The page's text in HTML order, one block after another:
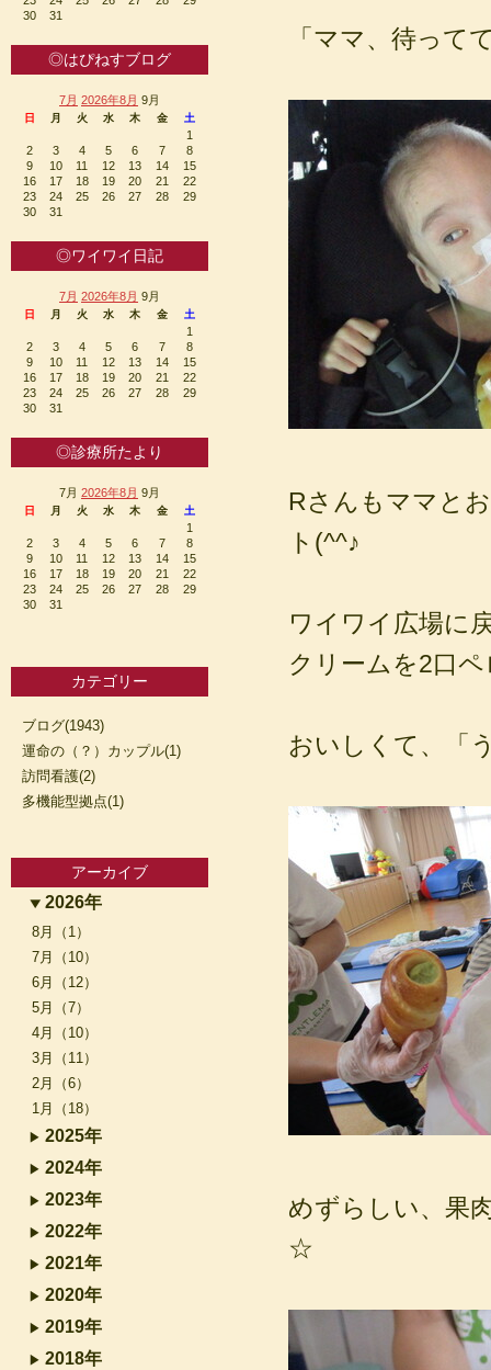
「ママ、待って
Rさんもママと
ト(^^♪
ワイワイ広場に
クリームを2口
おいしくて、「
めずらしい、果
☆
30
31
◎はぴねすブログ
7月 2026年8月 9月
日 月 火 水 木 金 土
1
2
3 4 5 6 7
8
9
10 11 12 13 14
15
16
17 18 19 20 21
22
23
24 25 26 27 28
29
30
31
◎ワイワイ日記
7月 2026年8月 9月
日 月 火 水 木 金 土
1
2
3 4 5 6 7
8
9
10 11 12 13 14
15
16
17 18 19 20 21
22
23
24 25 26 27 28
29
30
31
◎診療所たより
7月 2026年8月 9月
日 月 火 水 木 金 土
1
2
3 4 5 6 7
8
9
10 11 12 13 14
15
16
17 18 19 20 21
22
23
24 25 26 27 28
29
30
31
カテゴリー
ブログ(1943)
運命の（？）カップル(1)
訪問看護(2)
多機能型拠点(1)
アーカイブ
2026年
8月（1）
7月（10）
6月（12）
5月（7）
4月（10）
3月（11）
2月（6）
1月（18）
2025年
2024年
2023年
2022年
2021年
2020年
2019年
2018年